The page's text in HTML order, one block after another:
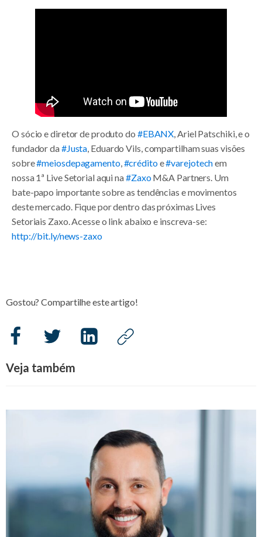
O sócio e diretor de produto do #EBANX​ , Ariel Patschiki, e o
fundador da#Justa​ , Eduardo Vils, compartilham suas visões
sobre#meiosdepagamento​, #crédito​e#varejotech​em
nossa 1ª Live Setorial aqui na#Zaxo​M&A Partners. Um
bate-papo importante sobre as tendências e movimentos
deste mercado. Fique por dentro das próximas Lives
Setoriais Zaxo. Acesse o link abaixo e inscreva-se:
http://bit.ly/news-zaxo
Gostou? Compartilhe este artigo!
Veja também